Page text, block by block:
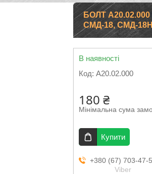
БОЛТ
СМД-18, СМД-
В наявності
Код: А20.02.000
180 ₴
Мінімальна сума
Купити
+380 (67) 703-47-
Viber